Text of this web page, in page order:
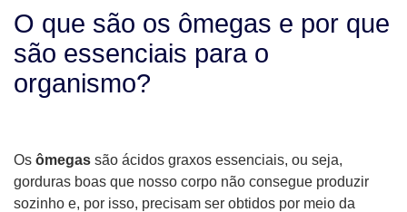
O que são os ômegas e por que
são essenciais para o
organismo?
Os ômegas são ácidos graxos essenciais, ou seja,
gorduras boas que nosso corpo não consegue produzir
sozinho e, por isso, precisam ser obtidos por meio da